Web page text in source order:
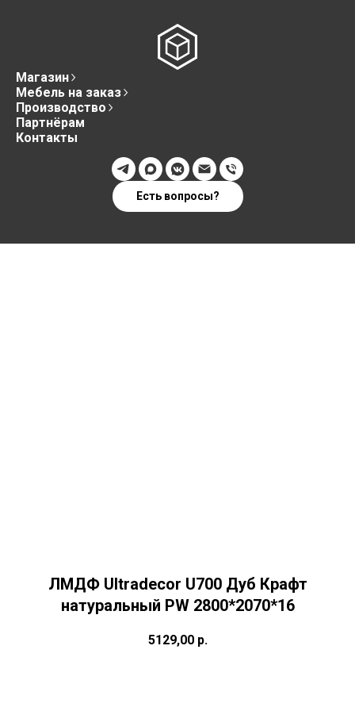
Магазин
Мебель на заказ
Производство
Партнёрам
Контакты
Есть вопросы?
ЛМДФ Ultradecor U700 Дуб Крафт
натуральный PW 2800*2070*16
5129,00 р.